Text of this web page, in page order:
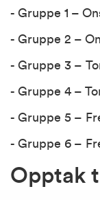
- Gruppe 1 –
- Gruppe 2 –
- Gruppe 3 –
- Gruppe 4 –
- Gruppe 5 –
- Gruppe 6 –
Opptak